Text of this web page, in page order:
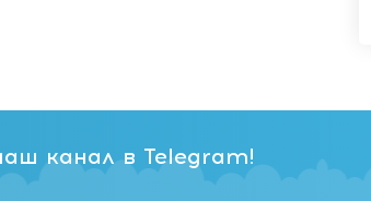
канал в Telegram!